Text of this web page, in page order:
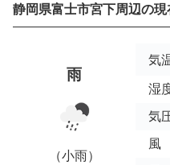
静岡県富士市宮下周辺の現
雨
（小雨）
気
湿
気
風